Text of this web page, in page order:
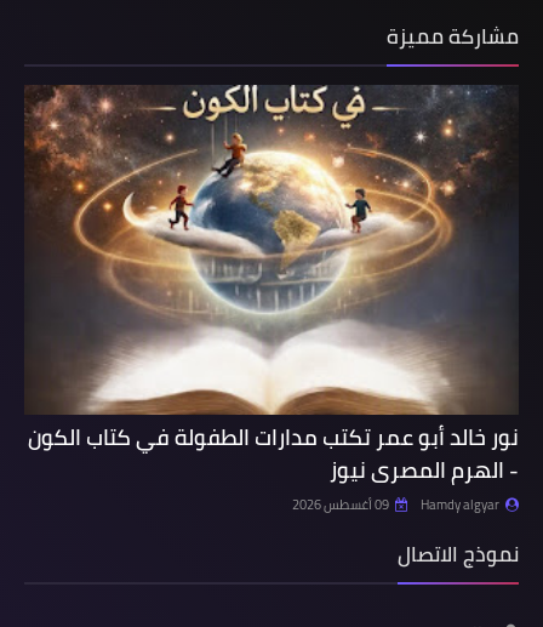
مشاركة مميزة
نور خالد أبو عمر تكتب مدارات الطفولة في كتاب الكون
- الهرم المصرى نيوز
Hamdy algyar 09 أغسطس 2026
نموذج الاتصال